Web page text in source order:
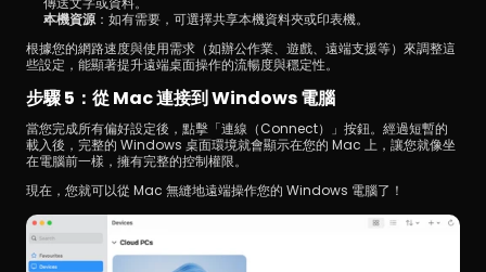
本機資源：如有需要，可選擇共享本機資料夾或印表機。
根據您的網路速度與使用需求（如辦公作業、遊戲、遠端支援等）來調整這
些設定，能顯著提升遠端桌面操作的流暢度與穩定性。
步驟 5：從 Mac 連接到 Windows 電腦
當您完成所有偏好設定後，點擊「連線（Connect）」按鈕。經過短暫的
載入後，完整的 Windows 桌面環境就會顯示在您的 Mac 上，讓您就像坐
在電腦前一樣，擁有完整的控制權限。
現在，您就可以從 Mac 無縫地遠端操作您的 Windows 電腦了！